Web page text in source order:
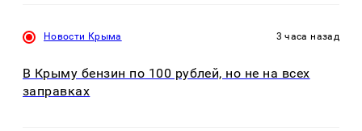
Новости Крыма 3 часа назад
В Крыму бензин по 100 рублей, но не на всех
заправках